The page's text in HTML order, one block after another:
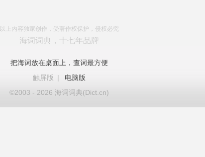
以上内容独家创作，受著作权保护，侵权必究
海词词典，十七年品牌
把海词放在桌面上，查词最方便
触屏版
|
电脑版
©2003 - 2026 海词词典(Dict.cn)